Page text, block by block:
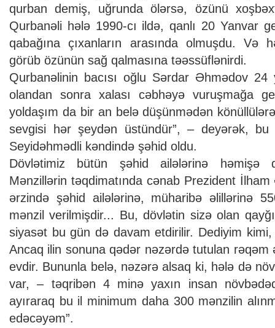
qurban demiş, uğrunda ölərsə, özünü
Qurbanəli hələ 1990-cı ildə, qanlı 20 Yanvar
qabağına çıxanların arasında olmuşdu. Və
görüb özünün sağ qalmasına təəssüflənirdi.
Qurbanəlinin bacısı oğlu Sərdar Əhmədov 24
olandan sonra xalası cəbhəyə vuruşmağa
yoldaşım da bir an belə düşünmədən
sevgisi hər şeydən üstündür”, – deyərək, bu
Seyidəhmədli kəndində şəhid oldu.
Dövlətimiz bütün şəhid ailələrinə həmişə
Mənzillərin təqdimatında cənab Prezident
ərzində şəhid ailələrinə, müharibə əlillərinə
mənzil verilmişdir... Bu, dövlətin sizə olan
siyasət bu gün də davam etdirilir. Dediyim
Ancaq ilin sonuna qədər nəzərdə tutulan rəqəm
evdir. Bununla belə, nəzərə alsaq ki, hələ də
var, – təqribən 4 minə yaxın insan
ayıraraq bu il minimum daha 300 mənzilin
edəcəyəm”.